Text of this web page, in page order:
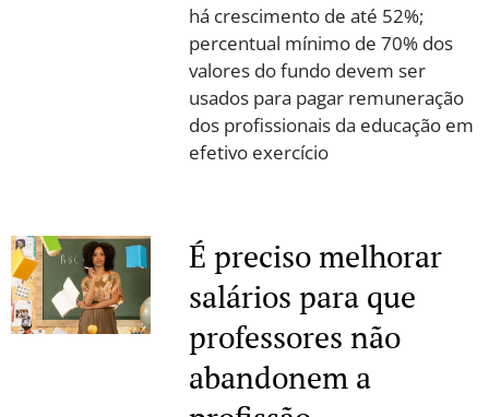
há crescimento de até 52%;
percentual mínimo de 70% dos
valores do fundo devem ser
usados para pagar remuneração
dos profissionais da educação em
efetivo exercício
É preciso melhorar
salários para que
professores não
abandonem a